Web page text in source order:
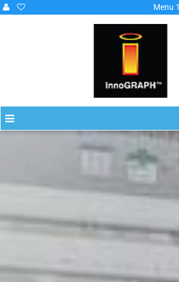
Menu 1